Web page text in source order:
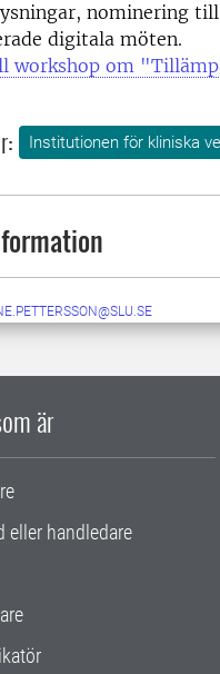
nominering
digitala möten.
workshop om
Institutionen för kliniska
är
eller handledare